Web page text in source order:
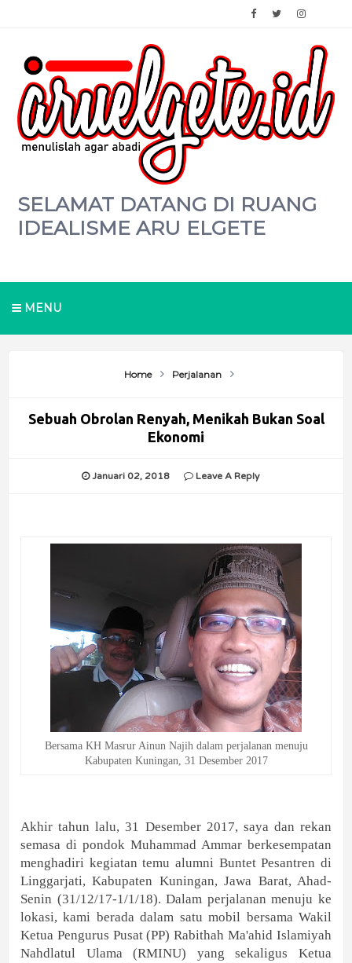
SELAMAT DATANG DI RUANG
IDEALISME ARU ELGETE
MENU
Home Perjalanan
Sebuah Obrolan Renyah, Menikah Bukan Soal
Ekonomi
Januari 02, 2018 Leave A Reply
Bersama KH Masrur Ainun Najih dalam perjalanan menuju
Kabupaten Kuningan, 31 Desember 2017
Akhir tahun lalu, 31 Desember 2017, saya dan rekan
semasa di pondok Muhammad Ammar berkesempatan
menghadiri kegiatan temu alumni Buntet Pesantren di
Linggarjati, Kabupaten Kuningan, Jawa Barat, Ahad-
Senin (31/12/17-1/1/18). Dalam perjalanan menuju ke
lokasi, kami berada dalam satu mobil bersama Wakil
Ketua Pengurus Pusat (PP) Rabithah Ma'ahid Islamiyah
Nahdlatul Ulama (RMINU) yang sekaligus Ketua